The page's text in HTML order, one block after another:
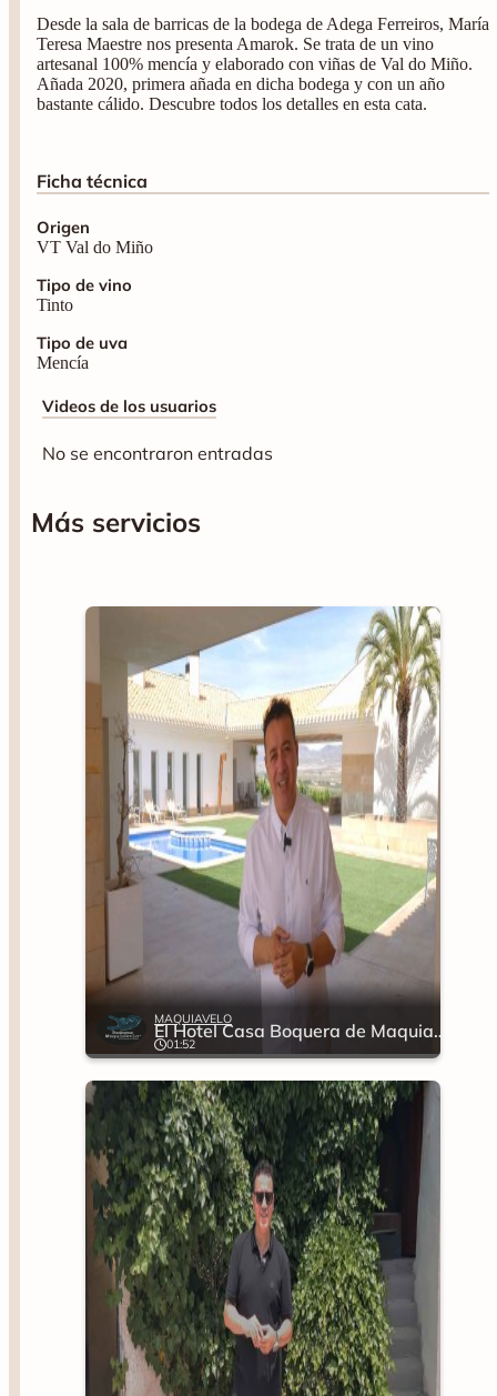
Desde la sala de barricas de la bodega de Adega Ferreiros, María
Teresa Maestre nos presenta Amarok. Se trata de un vino
artesanal 100% mencía y elaborado con viñas de Val do Miño.
Añada 2020, primera añada en dicha bodega y con un año
bastante cálido. Descubre todos los detalles en esta cata.
Ficha técnica
Origen
VT Val do Miño
Tipo de vino
Tinto
Tipo de uva
Mencía
Videos de los usuarios
No se encontraron entradas
Más servicios
MAQUIAVELO
El Hotel Casa Boquera de Maquiavelo
01:52